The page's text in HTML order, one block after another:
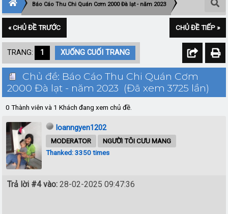
Báo Cáo Thu Chi Quán Cơm 2000 Đà lạt - năm 2023
« CHỦ ĐỀ TRƯỚC CHỦ ĐỀ TIẾP »
TRANG: 1 XUỐNG CUỐI TRANG
Chủ đề: Báo Cáo Thu Chi Quán Cơm
2000 Đà lạt - năm 2023 (Đã xem 3725 lần)
0 Thành viên và 1 Khách đang xem chủ đề.
loanngyen1202
MODERATOR
NGƯỜI TÔI CƯU MANG
Thanked: 3350 times
Trả lời #4 vào: 28-02-2025 09:47:36